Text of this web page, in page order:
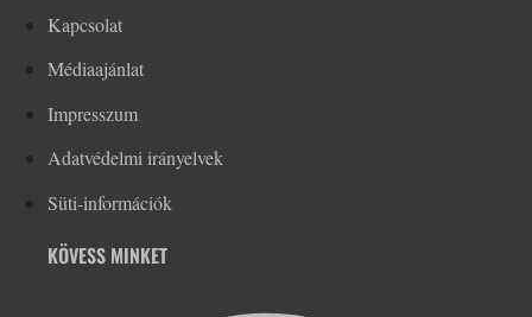
Kapcsolat
Médiaajánlat
Impresszum
Adatvédelmi irányelvek
Süti-információk
KÖVESS MINKET